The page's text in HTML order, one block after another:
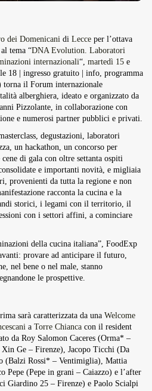
dei Domenicani di Lecce per l’ottava
tema “DNA Evolution. Laboratori
internazionali“, martedì 15 e
18 | ingresso gratuito | info, programma
torna il Forum internazionale
alberghiera, ideato e organizzato da
Pizzolante, in collaborazione con
e numerosi partner pubblici e privati.
degustazioni, laboratori
un hackathon, un concorso per
di gala con oltre settanta ospiti
e importanti novità, e migliaia
provenienti da tutta la regione e non
racconta la cucina e la
storici, i legami con il territorio, il
con i settori affini, a cominciare
della cucina italiana”, FoodExp
provare ad anticipare il futuro,
nel bene o nel male, stanno
le prospettive.
sarà caratterizzata da una Welcome
a Torre Chianca con il resident
da Roy Salomon Caceres (Orma* –
Ge – Firenze), Jacopo Ticchi (Da
Rossi* – Ventimiglia), Mattia
Pepe (Pepe in grani – Caiazzo) e l’after
Giardino 25 – Firenze) e Paolo Scialpi